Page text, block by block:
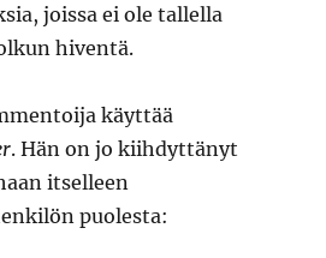
joissa ei ole tallella
hiventä.
käyttää
. Hän on jo kiihdyttänyt
itselleen
puolesta: